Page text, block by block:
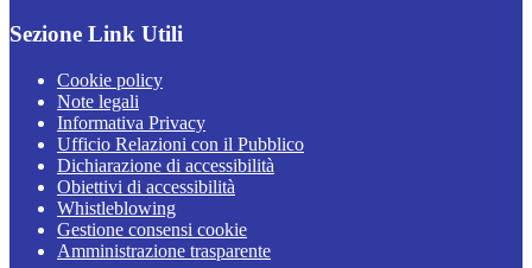
Sezione Link Utili
Cookie policy
Note legali
Informativa Privacy
Ufficio Relazioni con il Pubblico
Dichiarazione di accessibilità
Obiettivi di accessibilità
Whistleblowing
Gestione consensi cookie
Amministrazione trasparente